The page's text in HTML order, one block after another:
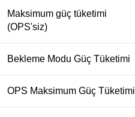
Maksimum güç tüketimi
(OPS'siz)
Bekleme Modu Güç Tüketimi
OPS Maksimum Güç Tüketimi